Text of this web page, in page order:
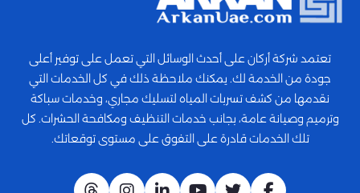
تعتمد شركة أركان على أحدث الوسائل التي تعمل على توفير أعلى
جودة من الخدمة لك. يمكنك ملاحظة ذلك في كل الخدمات التي
نقدمها من كشف تسربات المياه لتسليك مجاري، وخدمات سباكة
وترميم وصيانة عامة، بجانب خدمات التنظيف ومكافحة الحشرات. كل
تلك الخدمات قادرة على التفوق على مستوى توقعاتك.